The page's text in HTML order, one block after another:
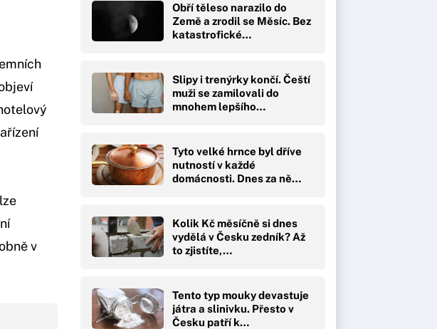
v
Obří těleso narazilo do
Země a zrodil se Měsíc. Bez
katastrofické…
Slipy i trenýrky končí. Čeští
muži se zamilovali do
mnohem lepšího…
Tyto velké hrnce byl dříve
nutností v každé
domácnosti. Dnes za ně…
Kolik Kč měsíčně si dnes
vydělá v Česku zedník? Až
to zjistíte,…
Tento typ mouky devastuje
játra a slinivku. Přesto v
Česku patří k…